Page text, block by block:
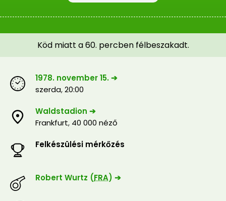
Köd miatt a 60. percben félbeszakadt.
1978. november 15. ➔
szerda,20:00
Waldstadion ➔
Frankfurt, 40 000 néző
Felkészülési mérkőzés
Robert Wurtz (FRA) ➔